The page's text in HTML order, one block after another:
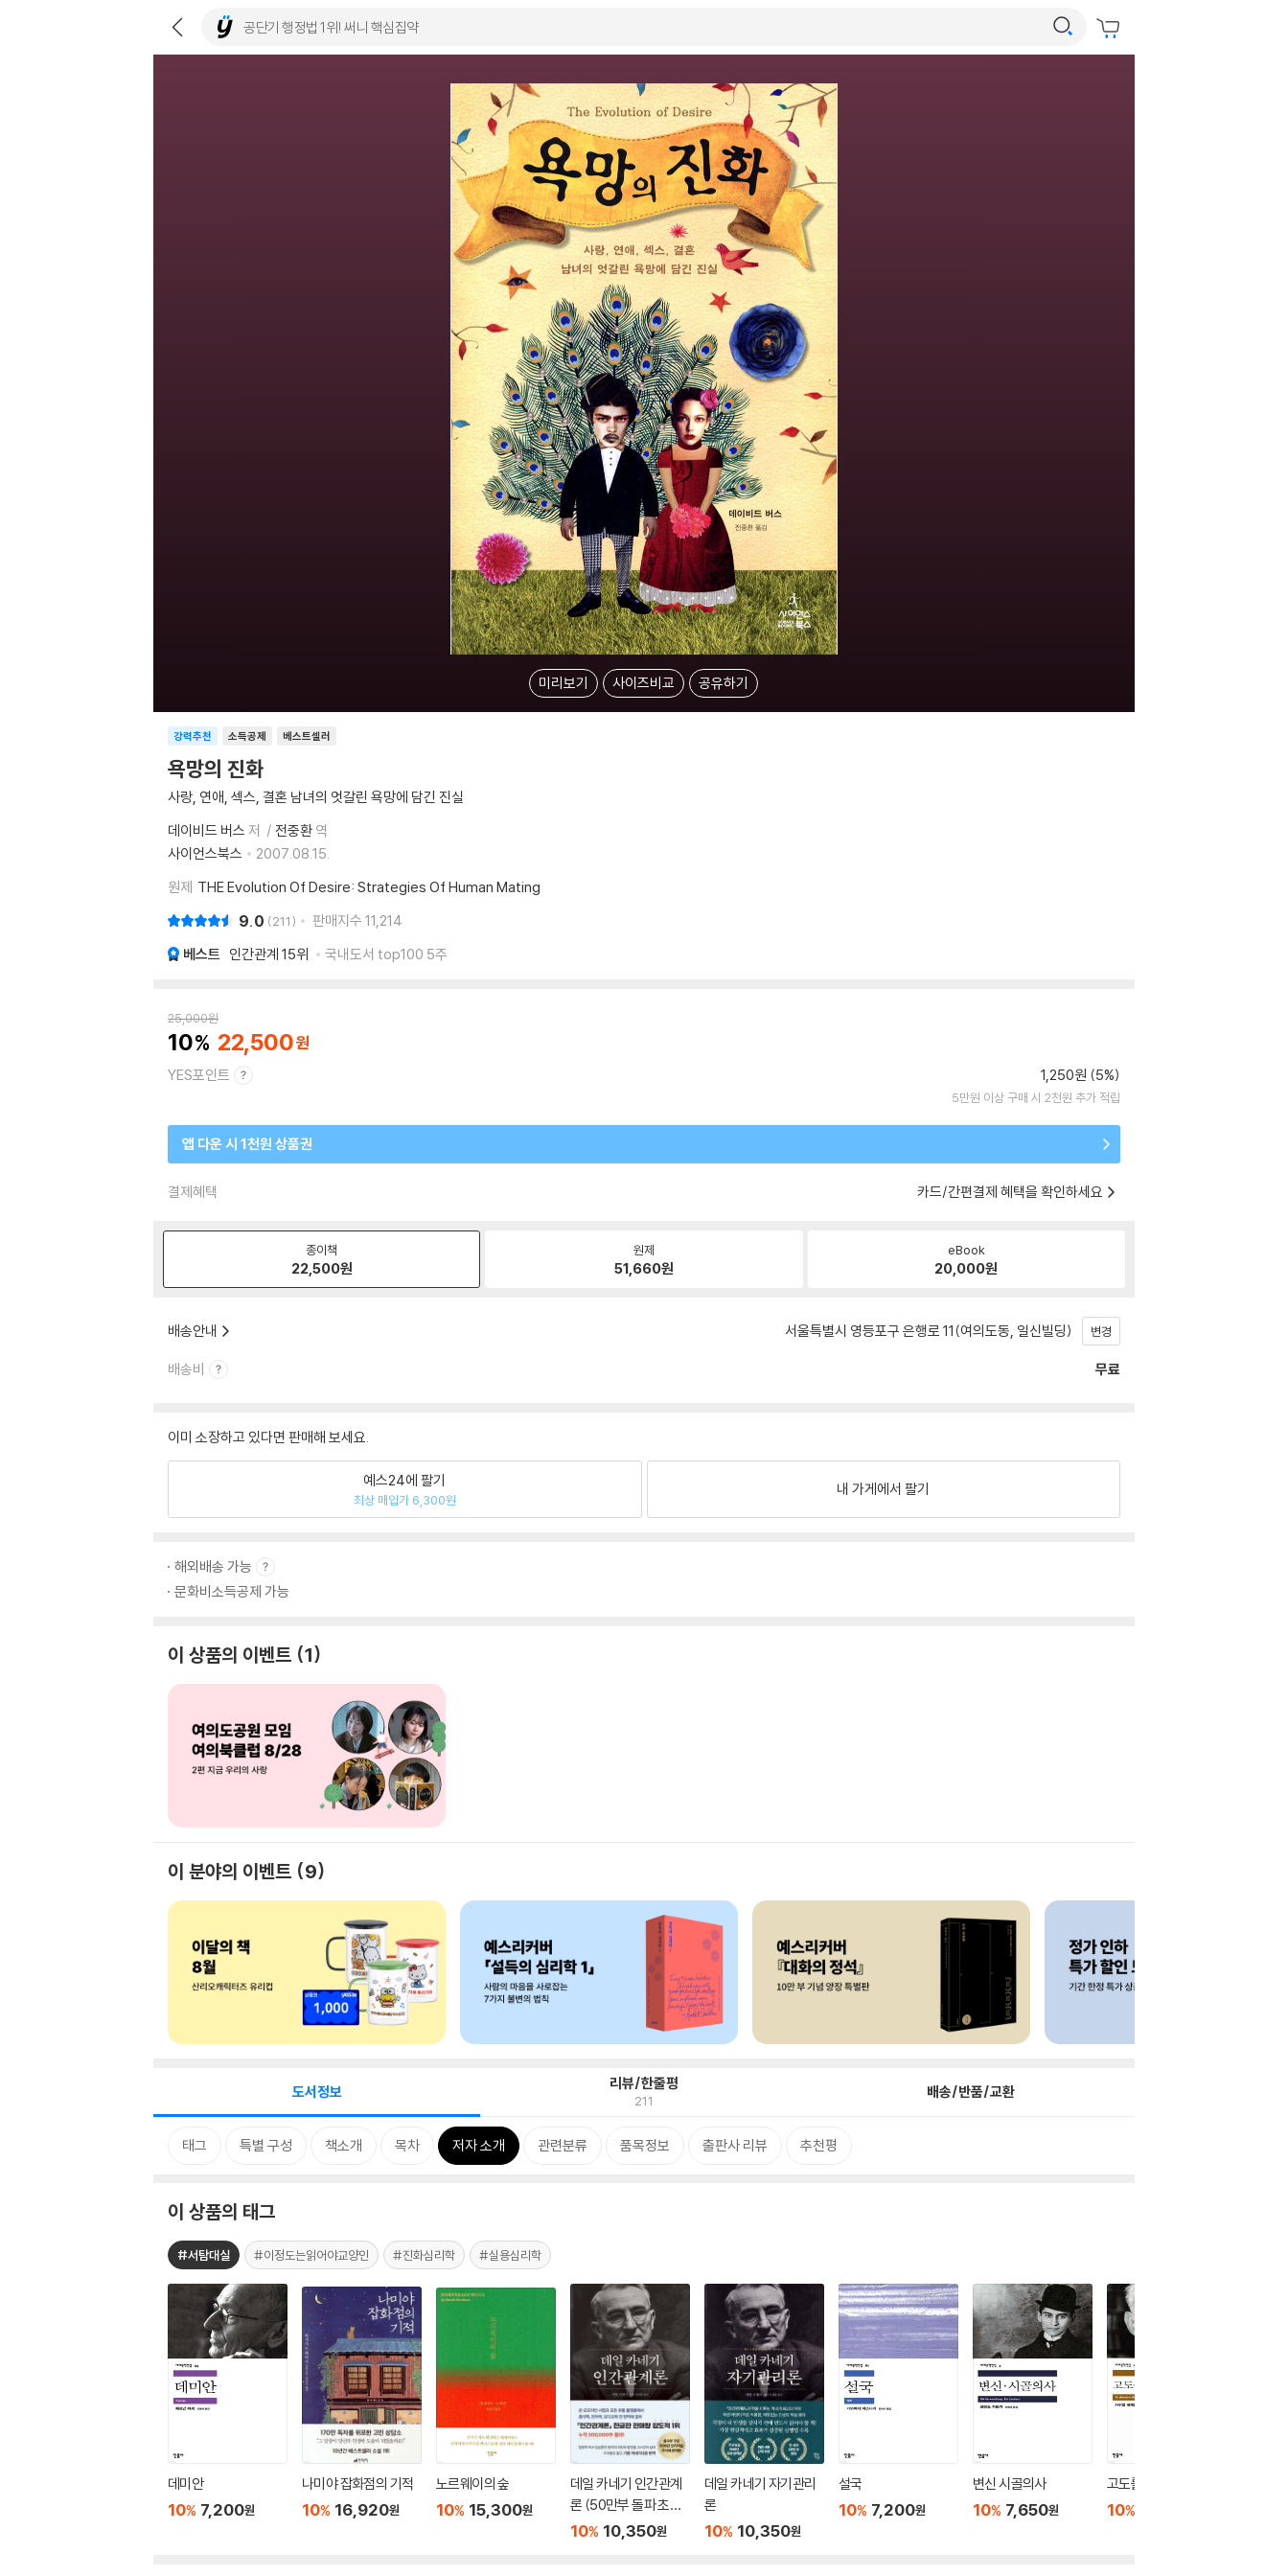
미리보기 사이즈비교 공유하기
소득공제 베스트셀러
강력추천
욕망의 진화
사랑, 연애, 섹스, 결혼 남녀의 엇갈린 욕망에 담긴 진실
데이비드 버스 저 전중환 역
사이언스북스
2007.08.15.
원제 THE Evolution Of Desire: Strategies Of Human Mating
9.0 211 판매지수 11,214
베스트 인간관계 15위 국내도서 top100 5주
25,000원
10 22,500
YES포인트 1,250원 (5%)
5만원 이상 구매 시 2천원 추가 적립
앱 다운 시 1천원 상품권
결제혜택 카드/간편결제 혜택을 확인하세요
종이책
22,500원
원제
51,660원
eBook
20,000원
배송안내 서울특별시 영등포구 은행로 11(여의도동, 일신빌딩) 변경
배송비 무료
이미 소장하고 있다면 판매해 보세요.
예스24에 팔기
최상 매입가 6,300원
내 가게에서 팔기
해외배송 가능
문화비소득공제 가능
이 상품의 이벤트 1
이 분야의 이벤트 9
도서정보 리뷰/한줄평
211 배송/반품/교환
태그 특별 구성 책소개 목차 저자 소개 관련분류 품목정보 출판사 리뷰 추천평
이 상품의 태그
#서탐대실 #이정도는읽어야교양인 #진화심리학 #실용심리학
데미안
10% 7,200원
나미야 잡화점의 기적
10% 16,920원
노르웨이의 숲
10% 15,300원
데일 카네기 인간관계
론 (50만부 돌파 초판
무삭제 완역본)
10% 10,350원
데일 카네기 자기관리
론
10% 10,350원
설국
10% 7,200원
변신 시골의사
10% 7,650원
고도를 기다리며
10%